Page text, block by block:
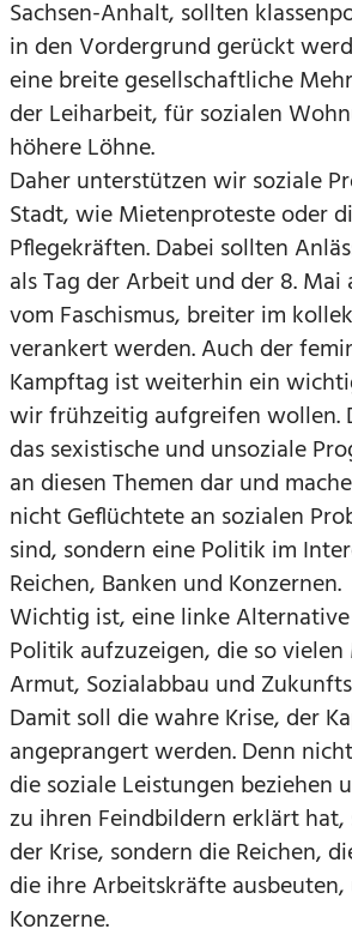
Sachsen-Anhalt, sollten
in den Vordergrund gerückt
eine breite gesellschaftliche
der Leiharbeit, für sozialen
höhere Löhne.
Daher unterstützen wir soziale
Stadt, wie Mietenproteste oder
Pflegekräften. Dabei sollten
als Tag der Arbeit und der 8. Mai
vom Faschismus, breiter im
verankert werden. Auch der
Kampftag ist weiterhin ein
wir frühzeitig aufgreifen wollen.
das sexistische und unsoziale
an diesen Themen dar und
nicht Geflüchtete an sozialen
sind, sondern eine Politik im
Reichen, Banken und Konzernen.
Wichtig ist, eine linke
Politik aufzuzeigen, die so vielen
Armut, Sozialabbau und
Damit soll die wahre Krise, der
angeprangert werden. Denn
die soziale Leistungen beziehen
zu ihren Feindbildern erklärt hat,
der Krise, sondern die Reichen,
die ihre Arbeitskräfte
Konzerne.